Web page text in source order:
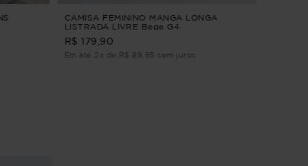
CAMISA FEMININO MANGA LONGA
LISTRADA LIVRE Bege G4
R$ 179,90
Em até 2x de R$ 89,95 sem juros